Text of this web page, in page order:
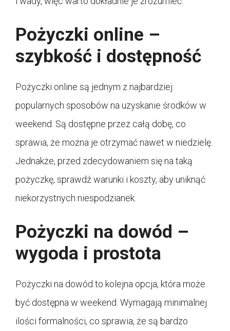
Pożyczki online –
szybkość i dostępność
Pożyczki online są jednym z najbardziej
popularnych sposobów na uzyskanie środków w
weekend. Są dostępne przez całą dobę, co
sprawia, że można je otrzymać nawet w niedzielę.
Jednakże, przed zdecydowaniem się na taką
pożyczkę, sprawdź warunki i koszty, aby uniknąć
niekorzystnych niespodzianek.
Pożyczki na dowód –
wygoda i prostota
Pożyczki na dowód to kolejna opcja, która może
być dostępna w weekend. Wymagają minimalnej
ilości formalności, co sprawia, że są bardzo